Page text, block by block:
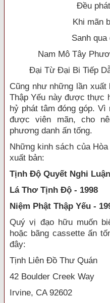
Đều
Khi mãn
Sanh
Nam Mô Tây
Đại Từ Đại Bi Tiếp
Cũng như những lần
Thập Yếu này được thực
hỷ phát tâm đóng góp.
được viên mãn, cho
phương danh ấn tống.
Những kinh sách của
xuất bản:
Tịnh Độ Quyết Nghi
Lá Thơ Tịnh Độ - 1998
Niệm Phật Thập Yếu -
Quý vị đạo hữu muốn
hoặc bãng cassette ấn
đây:
Tịnh Liên Đồ Thư Quán
42 Boulder Creek Way
Irvine, CA 92602